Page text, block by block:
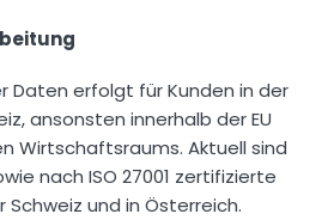
Daten erfolgt für Kunden in der
ansonsten innerhalb der EU
Wirtschaftsraums. Aktuell sind
nach ISO 27001 zertifizierte
und in Österreich.